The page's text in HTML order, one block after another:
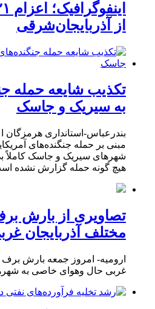
از آذربایجان‌شرقی
تکذیب شایعه حمله
به سیریک و جاسک
بندرعباس-استانداری هرمزگان
مبنی بر حمله جنگنده‌های
شهرهای سیریک و جاسک کاملاً
هیچ گونه حمله گزارش نشده
تصاویری از بارش
مختلف آذربایجان
ارومیه- امروز جمعه بارش
غربی حال وهوای خاصی به